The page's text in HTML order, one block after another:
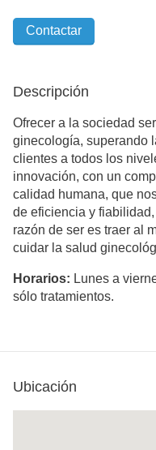
Contactar
Descripción
Ofrecer a la sociedad
ginecología, superando
clientes a todos los
innovación, con un
calidad humana, que
de eficiencia y
razón de ser es traer al
cuidar la salud
Horarios: Lunes a
sólo tratamientos.
Ubicación